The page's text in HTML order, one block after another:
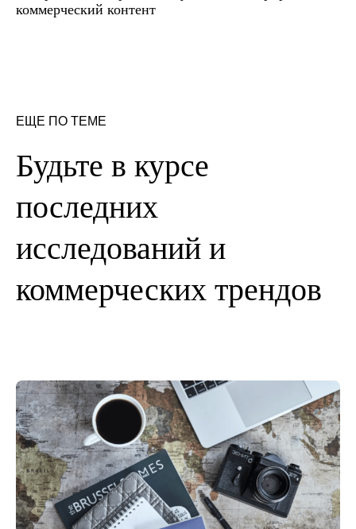
коммерческий контент
ЕЩЕ ПО ТЕМЕ
Будьте в курсе
последних
исследований и
коммерческих трендов